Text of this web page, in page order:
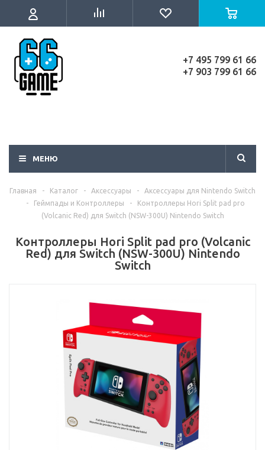
+7 495 799 61 66
+7 903 799 61 66
МЕНЮ
Главная - Каталог - Аксессуары -
Аксессуары для Nintendo Switch
-
Геймпады и Контроллеры -
Контроллеры Hori Split pad pro
(Volcanic Red) для Switch (NSW-300U) Nintendo Switch
Контроллеры Hori Split pad pro (Volcanic
Red) для Switch (NSW-300U) Nintendo
Switch